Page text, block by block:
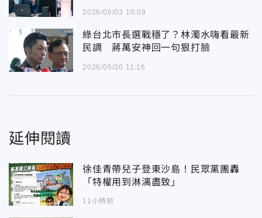
2026/06/03 10:09
綠台北市長選戰穩了？林濁水嗨看最新
民調 蔣萬安神回一句狠打臉
2026/05/30 11:16
延伸閱讀
徐佳青帶兒子登東沙島！民眾黨團轟
「特權用到淋漓盡致」
11小時前